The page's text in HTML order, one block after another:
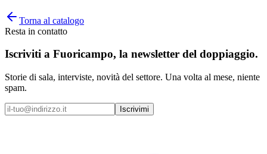
Torna al catalogo
Resta in contatto
Iscriviti a Fuoricampo, la newsletter del doppiaggio.
Storie di sala, interviste, novità del settore. Una volta al mese, niente
spam.
Iscrivimi